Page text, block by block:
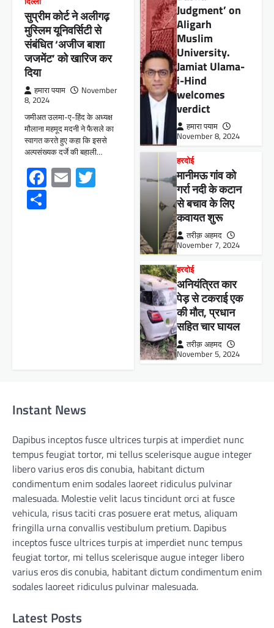
सुप्रीम कोर्ट ने अलीगढ़
मुस्लिम यूनिवर्सिटी से
संबंधित ‘अजीज बाशा
जजमेंट’ को खारिज कर
दिया
हमारा पयाम
November
8, 2024
जमीअत उलमा-ए-हिंद के अध्यक्ष
मौलाना महमूद मदनी ने फैसले का
स्वागत करते हुए कहा कि इससे
अल्पसंख्यक दर्जे की बहाली…
Facebook
Email Twitter
Judgment’ on
Aligarh
Muslim
University.
Jamiat Ulama-
i-Hind
welcomes
verdict
हमारा पयाम
November 8, 2024
हरदोई
मानीमऊ गांव को
गर्रा नदी के कटान
से बचाव के लिए
कवायत शुरू
तरीक़ अहमद
November 7, 2024
हरदोई
अनियंत्रित कार
पेड़ से टकराई एक
की मौत, प्रधान
सहित चार घायल
तरीक़ अहमद
November 5, 2024
Instant News
Dapibus inceptos fusce ultrices turpis at imperdiet nunc
tempus feugiat tortor, mi tellus scelerisque augue integer
libero varius eros dis conubia, habitant dictum
condimentum enim sodales laoreet ridiculus pulvinar
malesuada. Molestie velit lacus tincidunt orci at fusce
vehicula, risus taciti cras posuere erat metus, aliquam
fringilla urna convallis vestibulum pretium. Dapibus
inceptos fusce ultrices turpis at imperdiet nunc tempus
feugiat tortor, mi tellus scelerisque augue integer libero
varius eros dis conubia, habitant dictum condimentum enim
sodales laoreet ridiculus pulvinar malesuada.
Latest Posts